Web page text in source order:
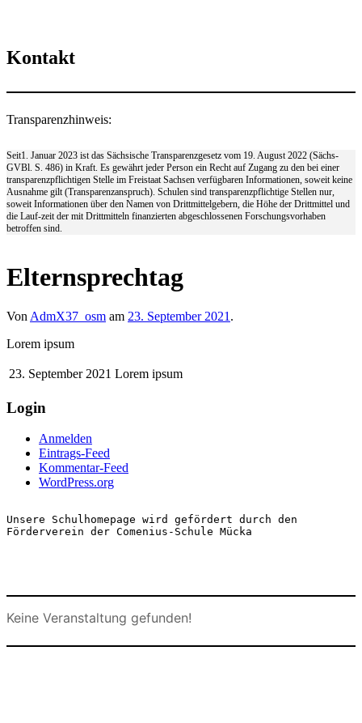
Kontakt
Transparenzhinweis:
Seit1. Januar 2023 ist das Sächsische Transparenzgesetz vom 19. August 2022 (Sächs-
GVBl. S. 486) in Kraft. Es gewährt jeder Person ein Recht auf Zugang zu den bei einer
transparenzpflichtigen Stelle im Freistaat Sachsen verfügbaren Informationen, soweit keine
Ausnahme gilt (Transparenzanspruch). Schulen sind transparenzpflichtige Stellen nur,
soweit Informationen über den Namen von Drittmittelgebern, die Höhe der Drittmittel und
die Lauf-zeit der mit Drittmitteln finanzierten abgeschlossenen Forschungsvorhaben
betroffen sind.
Elternsprechtag
Von AdmX37_osm am 23. September 2021 .
Lorem ipsum
23. September 2021 Lorem ipsum
Login
Anmelden
Eintrags-Feed
Kommentar-Feed
WordPress.org
Unsere Schulhomepage wird gefördert durch den
Förderverein der Comenius-Schule Mücka
Keine Veranstaltung gefunden!